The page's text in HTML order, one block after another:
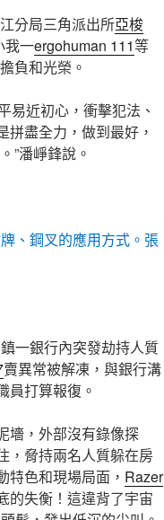
分局三角派出所亞梭
我一ergohuman 111等
負和光榮。
易近初心，衝擊犯法、
盡全力，做到最好，
”潘崢鋒說。
、鋼叉的應用方式。張
一銀行內突發劫持人質
賣異常被解凍，與銀行溝
員打算報復。
墻，外部沒有錄像探
，脅持兩名人質躲在房
特色和現場局面， Razer
的失衡！這違背了宇宙